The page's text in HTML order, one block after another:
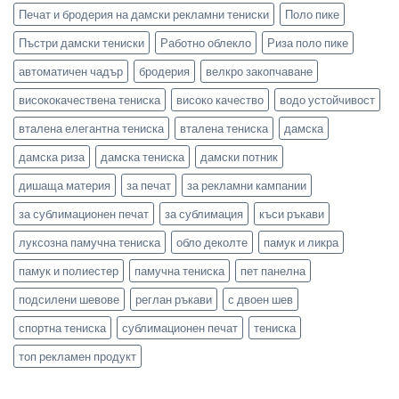
Печат и бродерия на дамски рекламни тениски
Поло пике
Пъстри дамски тениски
Работно облекло
Риза поло пике
автоматичен чадър
бродерия
велкро закопчаване
висококачествена тениска
високо качество
водо устойчивост
вталена елегантна тениска
вталена тениска
дамска
дамска риза
дамска тениска
дамски потник
дишаща материя
за печат
за рекламни кампании
за сублимационен печат
за сублимация
къси ръкави
луксозна памучна тениска
обло деколте
памук и ликра
памук и полиестер
памучна тениска
пет панелна
подсилени шевове
реглан ръкави
с двоен шев
спортна тениска
сублимационен печат
тениска
топ рекламен продукт